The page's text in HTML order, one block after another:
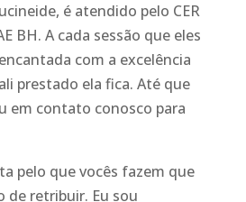
é atendido pelo CER
BH. A cada sessão que eles
com a excelência
prestado ela fica. Até que
em contato conosco para
pelo que vocês fazem que
de retribuir. Eu sou